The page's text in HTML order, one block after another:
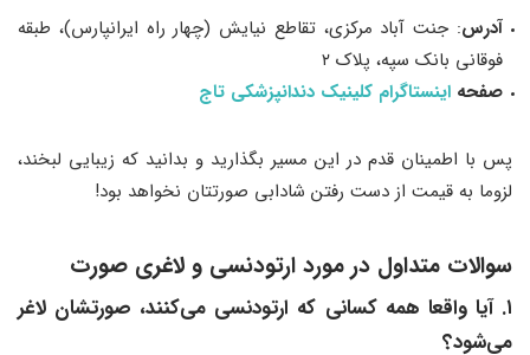
آدرس: جنت آباد مرکزی، تقاطع نیایش (چهار راه ایرانپارس)، طبقه
فوقانی بانک سپه، پلاک ۲
صفحه اینستاگرام کلینیک دندانپزشکی تاج
پس با اطمینان قدم در این مسیر بگذارید و بدانید که زیبایی لبخند،
لزوما به قیمت از دست رفتن شادابی صورتتان نخواهد بود!
سوالات متداول در مورد ارتودنسی و لاغری صورت
۱. آیا واقعا همه کسانی که ارتودنسی می‌کنند، صورتشان لاغر
می‌شود؟